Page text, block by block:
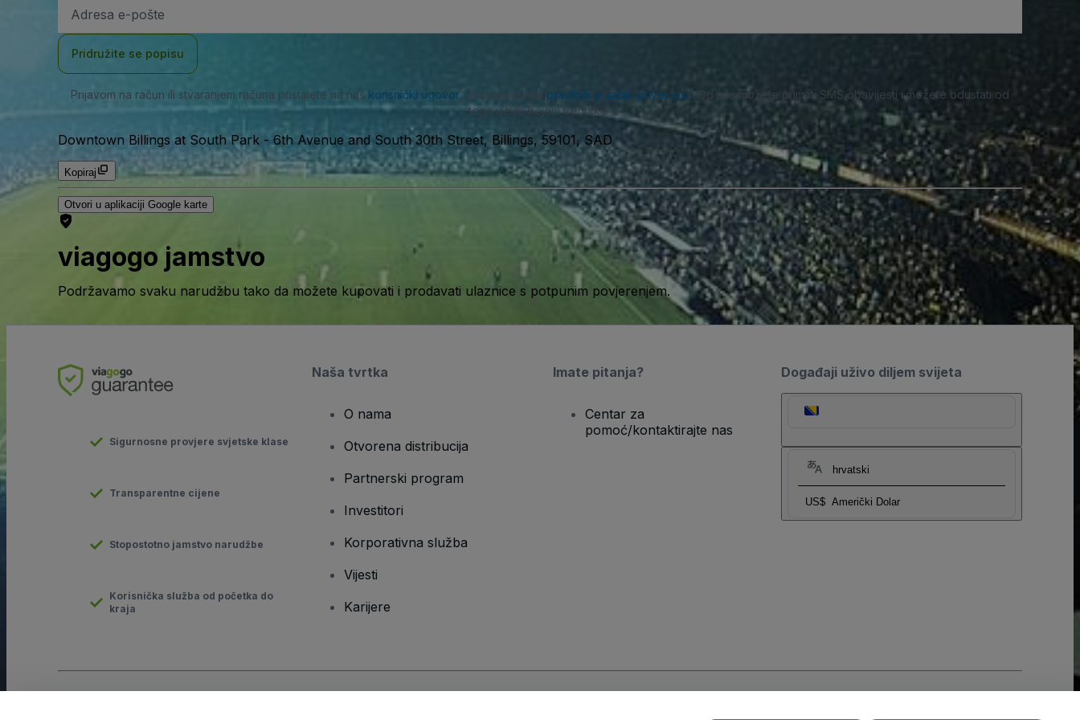
mail
Pridružite se popisu
Prijavom na račun ili stvaranjem računa pristajete na naš korisnički ugovor i priznajete naš pravilnik o zaštiti privatnosti . Od nas možete primati SMS obavijesti i možete odustati od
toga u bilo kojem trenutku.
Downtown Billings at South Park - 6th Avenue and South 30th Street, Billings, 59101, SAD
Kopiraj
Otvori u aplikaciji Google karte
viagogo jamstvo
Podržavamo svaku narudžbu tako da možete kupovati i prodavati ulaznice s potpunim povjerenjem.
Događaji uživo diljem svijeta
hrvatski
US$ Američki Dolar
Sigurnosne provjere svjetske klase
Transparentne cijene
Stopostotno jamstvo narudžbe
Korisnička služba od početka do
kraja
Naša tvrtka
O nama
Otvorena distribucija
Partnerski program
Investitori
Korporativna služba
Vijesti
Karijere
Imate pitanja?
Centar za
pomoć/kontaktirajte nas